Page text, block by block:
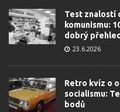
Test znalostí
komunismu:
dobrý přehled
23.6.2026
Retro kvíz o
socialismu:
bodů